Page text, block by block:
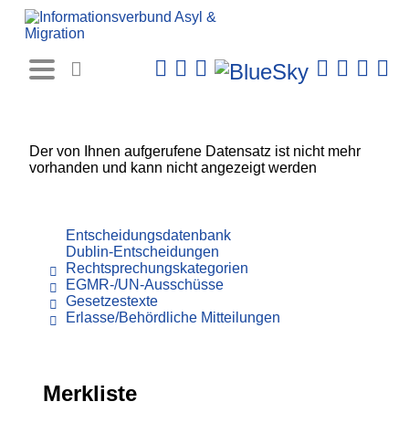
Der von Ihnen aufgerufene Datensatz ist nicht mehr
vorhanden und kann nicht angezeigt werden
Entscheidungsdatenbank
Dublin-Entscheidungen
Rechtsprechungskategorien
EGMR-/UN-Ausschüsse
Gesetzestexte
Erlasse/Behördliche Mitteilungen
Merkliste